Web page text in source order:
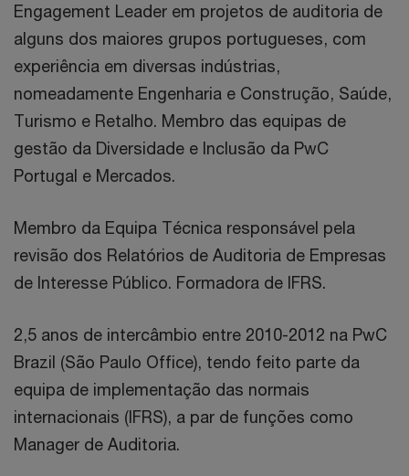
Engagement Leader em projetos de auditoria de
alguns dos maiores grupos portugueses, com
experiência em diversas indústrias,
nomeadamente Engenharia e Construção, Saúde,
Turismo e Retalho. Membro das equipas de
gestão da Diversidade e Inclusão da PwC
Portugal e Mercados.
Membro da Equipa Técnica responsável pela
revisão dos Relatórios de Auditoria de Empresas
de Interesse Público. Formadora de IFRS.
2,5 anos de intercâmbio entre 2010-2012 na PwC
Brazil (São Paulo Office), tendo feito parte da
equipa de implementação das normais
internacionais (IFRS), a par de funções como
Manager de Auditoria.